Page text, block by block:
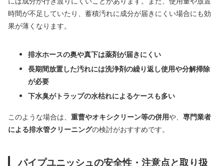
時間が不足していたり、蓄積汚れに成分が届きにくい場合にも効
果が薄くなります。
排水ホースの奥や真下は薬剤が届きにくい
長期間放置した汚れには洗浄剤の繰り返し使用や分解掃除
が必要
下水臭がトラップの水枯れによるケースも多い
このような場合は、 重曹やオキシクリーン等の併用や、 専門業者
による排水管クリーニングの検討がおすすめです。
パイプユニッシュの安全性・注意点と取り扱